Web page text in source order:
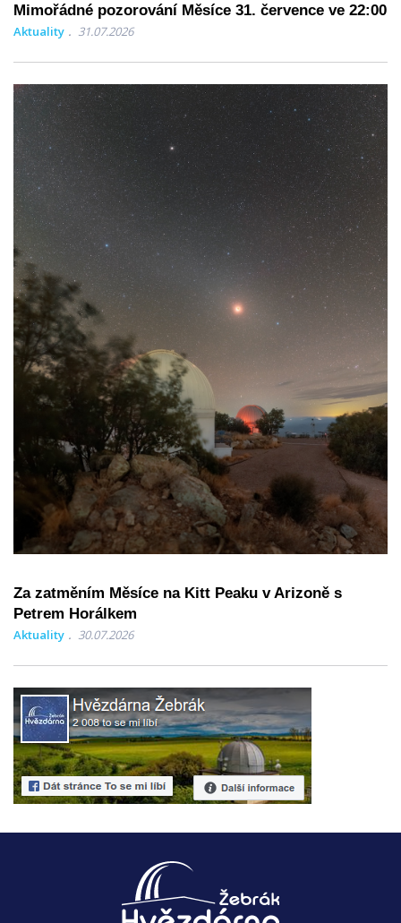
Mimořádné pozorování Měsíce 31. července ve 22:00
Aktuality 31.07.2026
Za zatměním Měsíce na Kitt Peaku v Arizoně s
Petrem Horálkem
Aktuality 30.07.2026